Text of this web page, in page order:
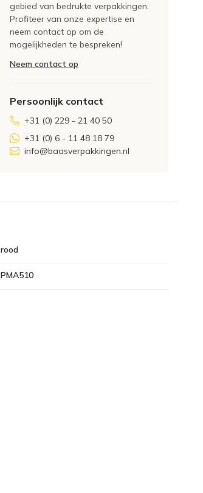
gebied van bedrukte verpakkingen.
Profiteer van onze expertise en
neem contact op om de
mogelijkheden te bespreken!
Neem contact op
Persoonlijk contact
+31 (0) 229 - 21 40 50
+31 (0) 6 - 11 48 18 79
info@baasverpakkingen.nl
rood
PMA510